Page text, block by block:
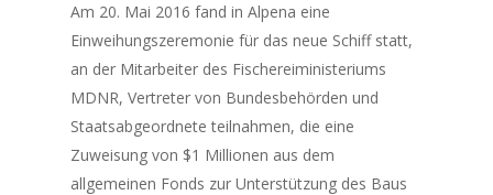
Am 20. Mai 2016 fand in Alpena eine
Einweihungszeremonie für das neue Schiff statt,
an der Mitarbeiter des Fischereiministeriums
MDNR, Vertreter von Bundesbehörden und
Staatsabgeordnete teilnahmen, die eine
Zuweisung von $1 Millionen aus dem
allgemeinen Fonds zur Unterstützung des Baus